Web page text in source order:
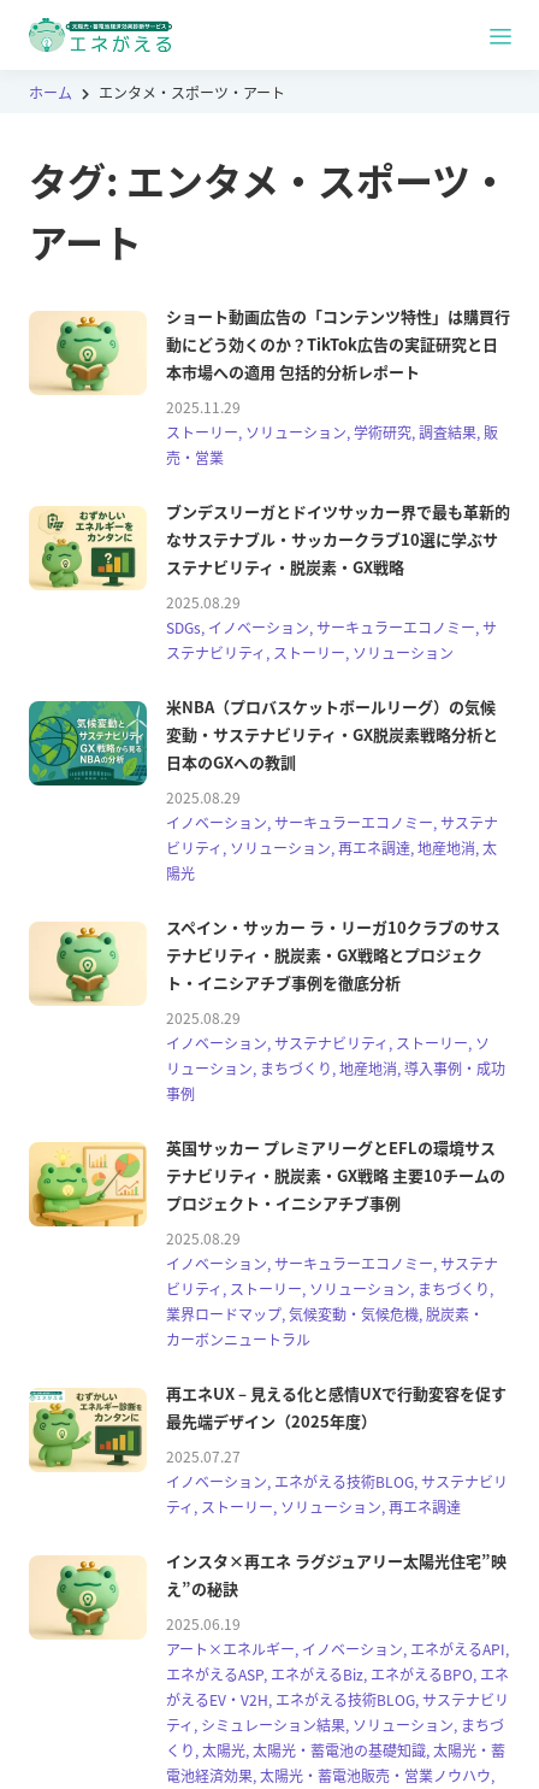
ホーム エンタメ・スポーツ・アート
タグ: エンタメ・スポーツ・
アート
ショート動画広告の「コンテンツ特性」は購買行
動にどう効くのか？TikTok広告の実証研究と日
本市場への適用 包括的分析レポート
2025.11.29
ストーリー, ソリューション, 学術研究, 調査結果, 販
売・営業
ブンデスリーガとドイツサッカー界で最も革新的
なサステナブル・サッカークラブ10選に学ぶサ
ステナビリティ・脱炭素・GX戦略
2025.08.29
SDGs, イノベーション, サーキュラーエコノミー, サ
ステナビリティ, ストーリー, ソリューション
米NBA（プロバスケットボールリーグ）の気候
変動・サステナビリティ・GX脱炭素戦略分析と
日本のGXへの教訓
2025.08.29
イノベーション, サーキュラーエコノミー, サステナ
ビリティ, ソリューション, 再エネ調達, 地産地消, 太
陽光
スペイン・サッカー ラ・リーガ10クラブのサス
テナビリティ・脱炭素・GX戦略とプロジェク
ト・イニシアチブ事例を徹底分析
2025.08.29
イノベーション, サステナビリティ, ストーリー, ソ
リューション, まちづくり, 地産地消, 導入事例・成功
事例
英国サッカー プレミアリーグとEFLの環境サス
テナビリティ・脱炭素・GX戦略 主要10チームの
プロジェクト・イニシアチブ事例
2025.08.29
イノベーション, サーキュラーエコノミー, サステナ
ビリティ, ストーリー, ソリューション, まちづくり,
業界ロードマップ, 気候変動・気候危機, 脱炭素・
カーボンニュートラル
再エネUX – 見える化と感情UXで行動変容を促す
最先端デザイン（2025年度）
2025.07.27
イノベーション, エネがえる技術BLOG, サステナビリ
ティ, ストーリー, ソリューション, 再エネ調達
インスタ×再エネ ラグジュアリー太陽光住宅”映
え”の秘訣
2025.06.19
アート×エネルギー, イノベーション, エネがえるAPI,
エネがえるASP, エネがえるBiz, エネがえるBPO, エネ
がえるEV・V2H, エネがえる技術BLOG, サステナビリ
ティ, シミュレーション結果, ソリューション, まちづ
くり, 太陽光, 太陽光・蓄電池の基礎知識, 太陽光・蓄
電池経済効果, 太陽光・蓄電池販売・営業ノウハウ,